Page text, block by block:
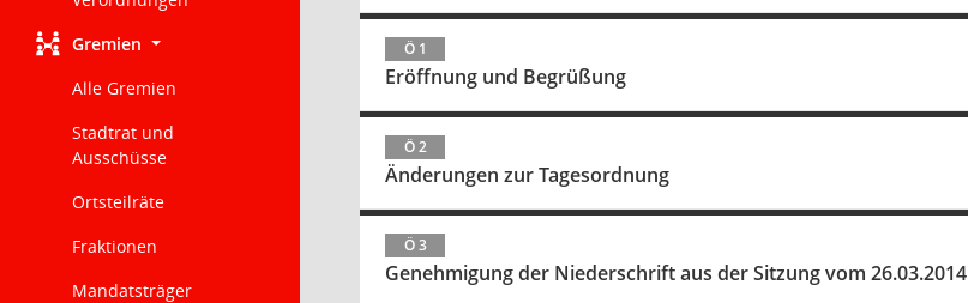
Gremien
Alle Gremien
Stadtrat und
Ausschüsse
Ortsteilräte
Fraktionen
Mandatsträger
Ö 1
Eröffnung und Begrüßung
Ö 2
Änderungen zur Tagesordnung
Ö 3
Genehmigung der Niederschrift aus der Sitzung vom 26.03.2014